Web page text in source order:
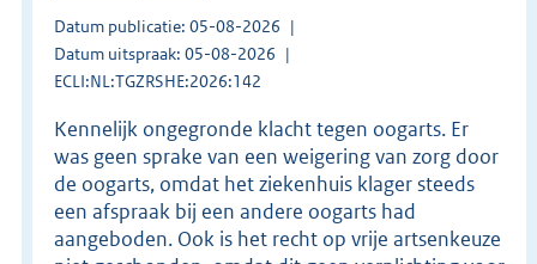
Datum publicatie: 05-08-2026
Datum uitspraak: 05-08-2026
ECLI:NL:TGZRSHE:2026:142
Kennelijk ongegronde klacht tegen oogarts. Er
was geen sprake van een weigering van zorg door
de oogarts, omdat het ziekenhuis klager steeds
een afspraak bij een andere oogarts had
aangeboden. Ook is het recht op vrije artsenkeuze